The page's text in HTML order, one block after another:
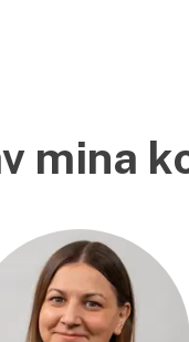
mina